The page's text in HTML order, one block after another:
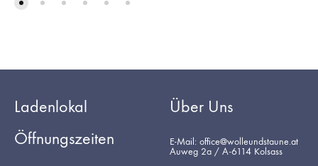
Ladenlokal
Öffnungszeiten
Über Uns
E-Mail: office@wolleundstaune.at
Auweg 2a / A-6114 Kolsass